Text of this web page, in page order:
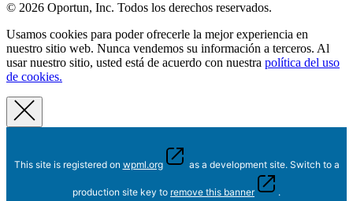
© 2026 Oportun, Inc. Todos los derechos reservados.
Usamos cookies para poder ofrecerle la mejor experiencia en
nuestro sitio web. Nunca vendemos su información a terceros. Al
usar nuestro sitio, usted está de acuerdo con nuestra política del uso
de cookies.
This site is registered on wpml.org as a development site. Switch to a
production site key to remove this banner .